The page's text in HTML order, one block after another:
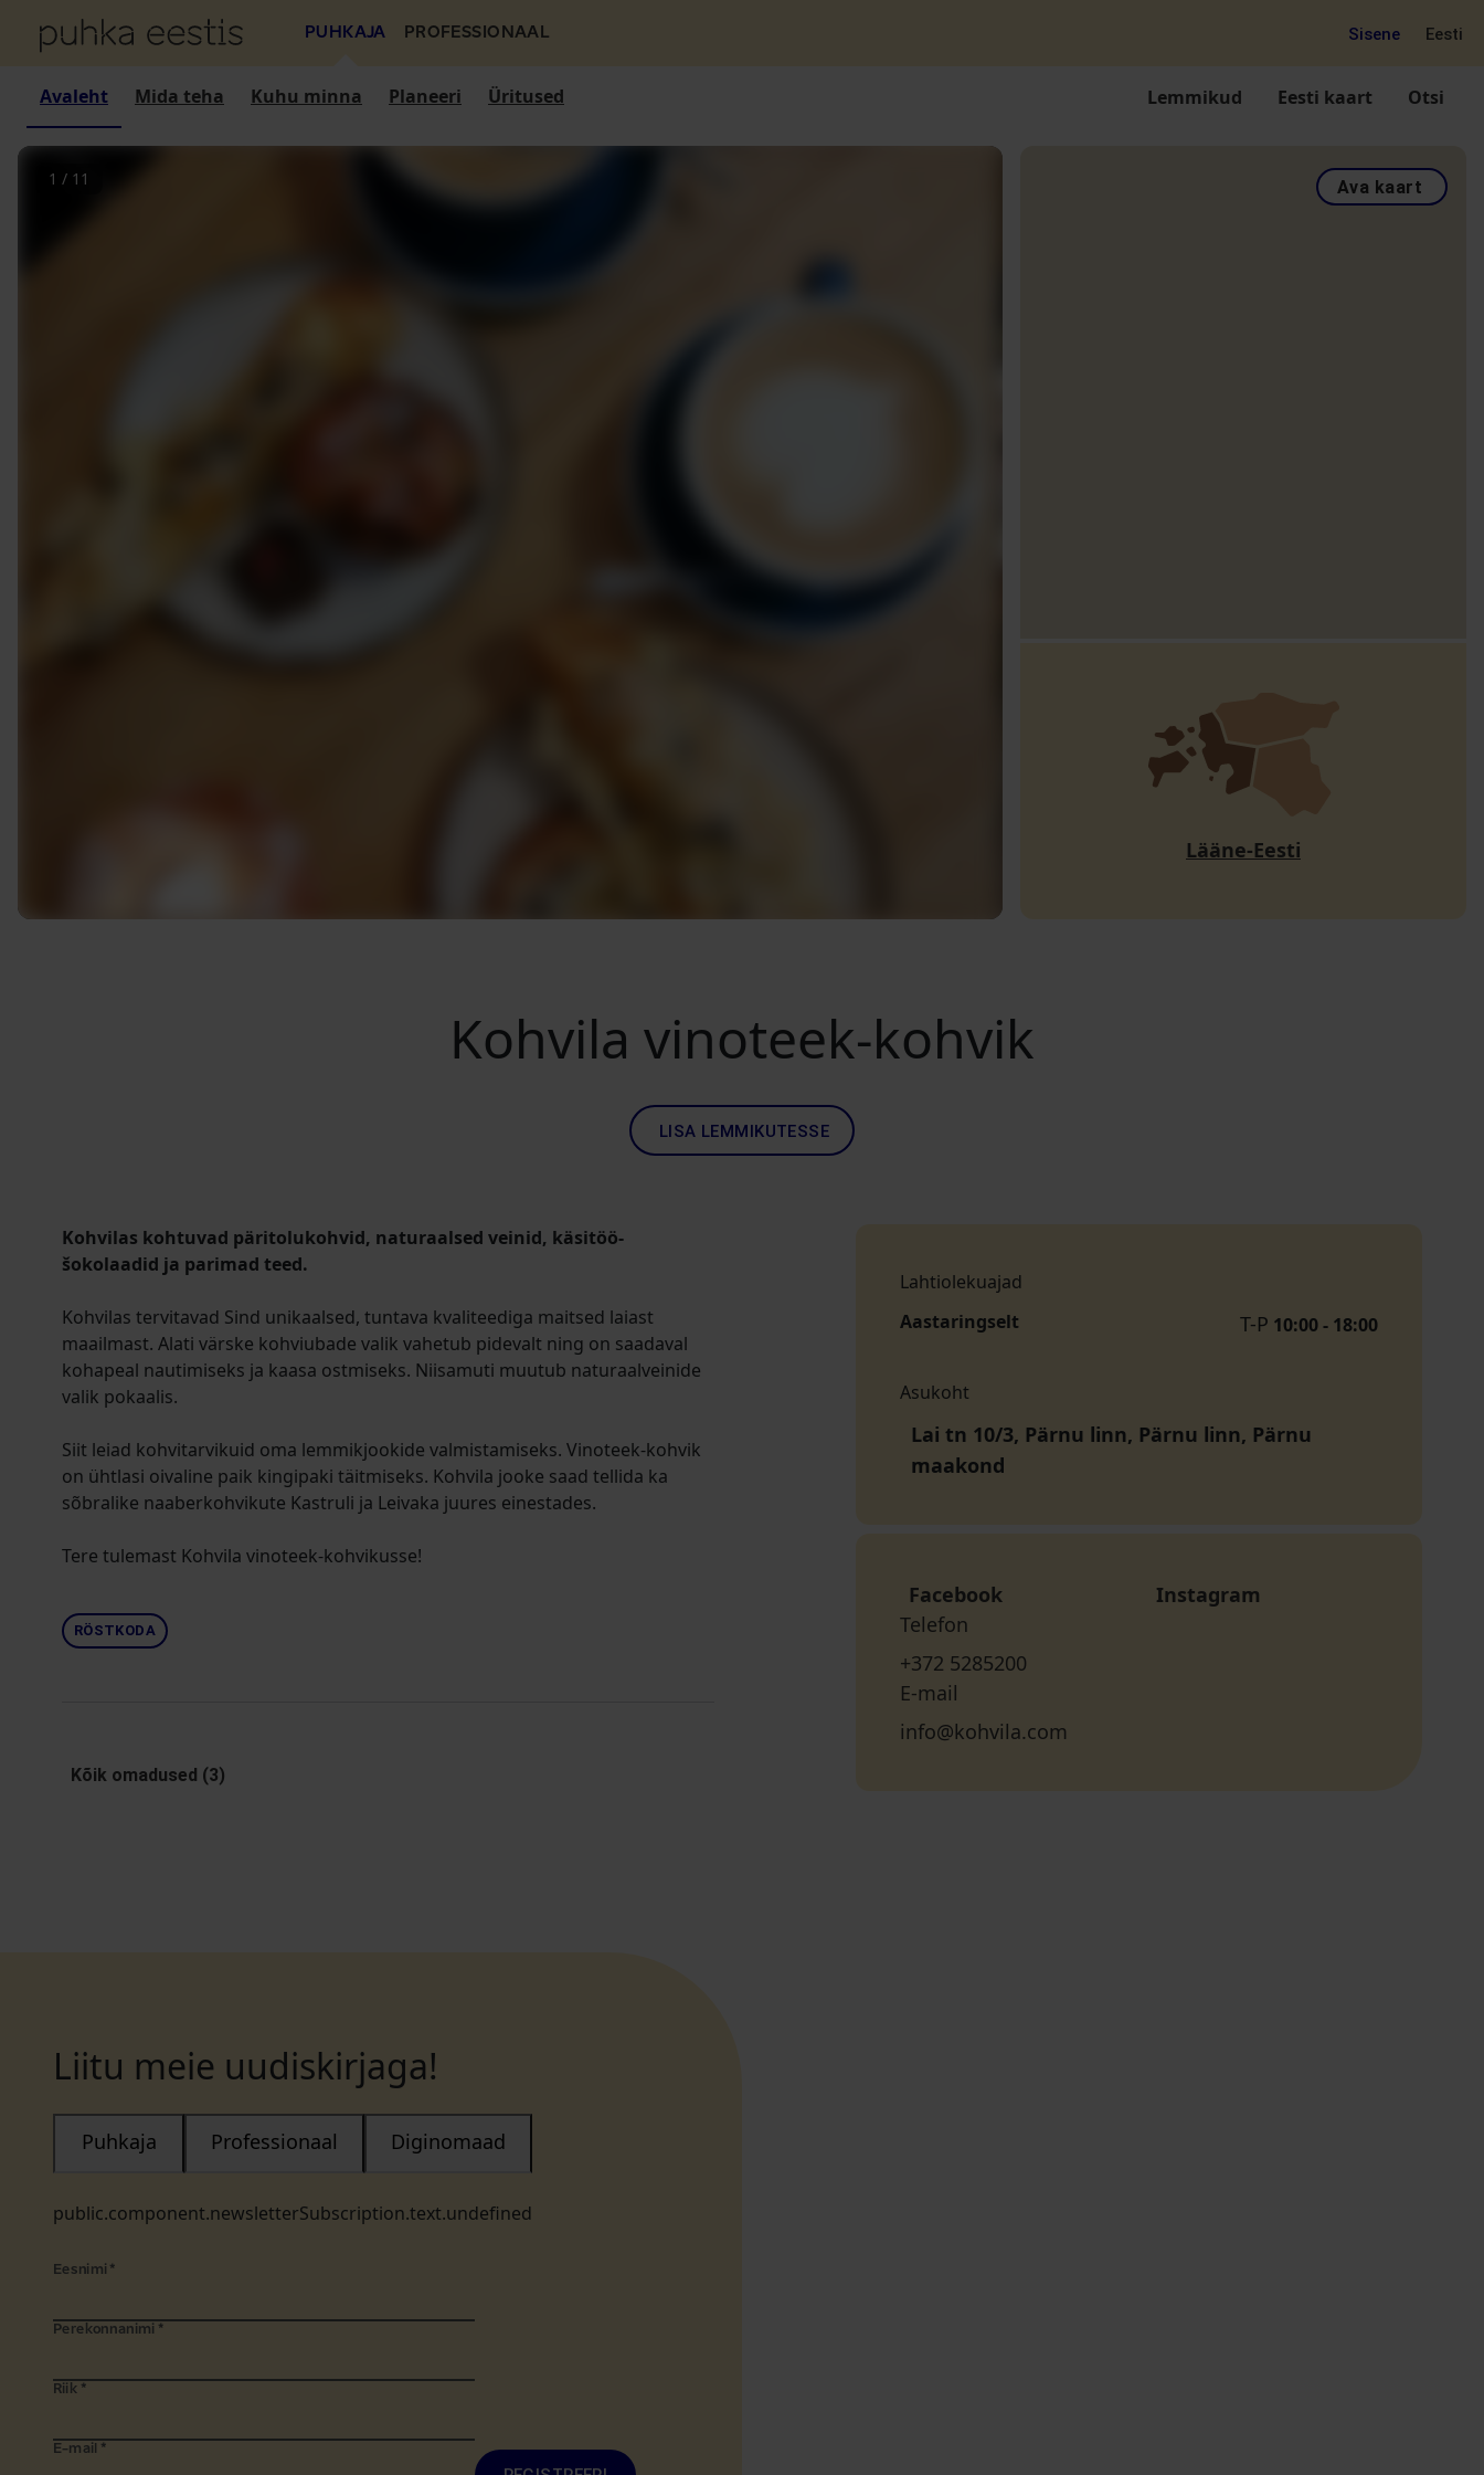
PUHKAJA PROFESSIONAAL Sisene Eesti
Avaleht Mida teha Kuhu minna Planeeri Üritused Lemmikud Eesti kaart Otsi
1 / 11 Ava kaart
Lääne-Eesti
Kohvila vinoteek-kohvik
LISA LEMMIKUTESSE
Kohvilas kohtuvad päritolukohvid, naturaalsed veinid, käsitöö-
šokolaadid ja parimad teed.
Kohvilas tervitavad Sind unikaalsed, tuntava kvaliteediga maitsed laiast
maailmast. Alati värske kohviubade valik vahetub pidevalt ning on saadaval
kohapeal nautimiseks ja kaasa ostmiseks. Niisamuti muutub naturaalveinide
valik pokaalis.
Siit leiad kohvitarvikuid oma lemmikjookide valmistamiseks. Vinoteek-kohvik
on ühtlasi oivaline paik kingipaki täitmiseks. Kohvila jooke saad tellida ka
sõbralike naaberkohvikute Kastruli ja Leivaka juures einestades.
Tere tulemast Kohvila vinoteek-kohvikusse!
RÖSTKODA
Kõik omadused (3)
Lahtiolekuajad
Aastaringselt
T-P 10:00 - 18:00
Asukoht
Lai tn 10/3, Pärnu linn, Pärnu linn, Pärnu
maakond
Facebook
Instagram
Telefon
+372 5285200
E-mail
info@kohvila.com
Liitu meie uudiskirjaga!
public.component.newsletterSubscription.text.undefined
Puhkaja Professionaal Diginomaad
Eesnimi *
Perekonnanimi *
Riik *
E-mail *